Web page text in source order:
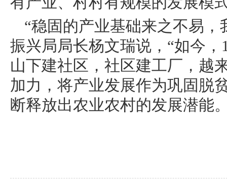
“稳固的产业基础来之不易
振兴局局长杨文瑞说，“如今
山下建社区，社区建工厂，越
加力，将产业发展作为巩固脱
断释放出农业农村的发展潜能